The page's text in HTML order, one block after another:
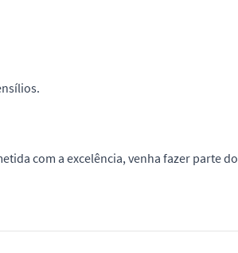
com a excelência, venha fazer parte do